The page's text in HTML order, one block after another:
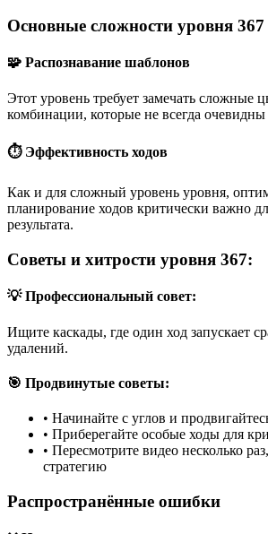
Основные сложности уровня 367
🧩 Распознавание шаблонов
Этот уровень требует замечать сложные
комбинации, которые не всегда очевидны
⏱️ Эффективность ходов
Как и для сложный уровень уровня,
планирование ходов критически важно
результата.
Советы и хитрости уровня 367:
💡 Профессиональный совет:
Ищите каскады, где один ход запускает
удалений.
🎯 Продвинутые советы:
• Начинайте с углов и
• Приберегайте особые ходы для
• Пересмотрите видео несколько
стратегию
Распространённые ошибки